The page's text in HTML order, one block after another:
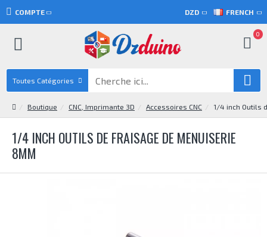
COMPTE DZD FRENCH
0
Toutes Catégories
Boutique CNC, Imprimante 3D Accessoires CNC 1/4 inch Outils
1/4 INCH OUTILS DE FRAISAGE DE MENUISERIE
8MM